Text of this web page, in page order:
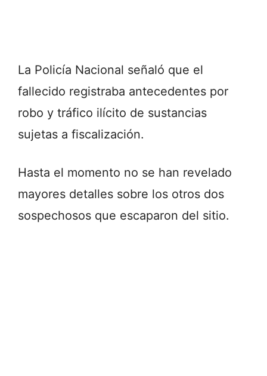
La Policía Nacional señaló que el
fallecido registraba antecedentes por
robo y tráfico ilícito de sustancias
sujetas a fiscalización.
Hasta el momento no se han revelado
mayores detalles sobre los otros dos
sospechosos que escaparon del sitio.